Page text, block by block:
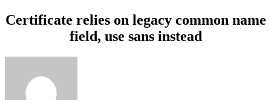
Certificate relies on legacy common name
field, use sans instead